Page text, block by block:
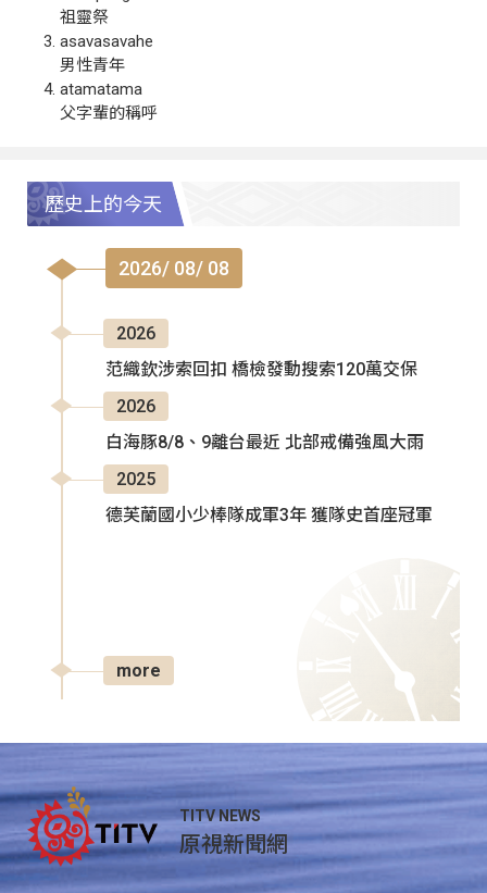
祖靈祭
asavasavahe
男性青年
atamatama
父字輩的稱呼
歷史上的今天
2026/ 08/ 08
2026
范織欽涉索回扣 橋檢發動搜索120萬交保
2026
白海豚8/8、9離台最近 北部戒備強風大雨
2025
德芙蘭國小少棒隊成軍3年 獲隊史首座冠軍
more
TITV NEWS
原視新聞網